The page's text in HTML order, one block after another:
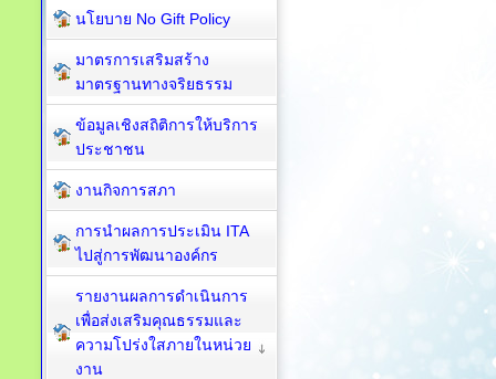
นโยบาย No Gift Policy
มาตรการเสริมสร้าง
มาตรฐานทางจริยธรรม
ข้อมูลเชิงสถิติการให้บริการ
ประชาชน
งานกิจการสภา
การนำผลการประเมิน ITA
ไปสู่การพัฒนาองค์กร
รายงานผลการดำเนินการ
เพื่อส่งเสริมคุณธรรมและ
ความโปร่งใสภายในหน่วย
งาน